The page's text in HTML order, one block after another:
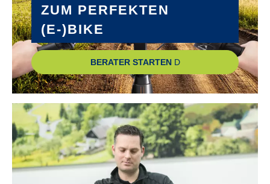
ZUM PERFEKTEN
(E-)BIKE
BERATER STARTEN